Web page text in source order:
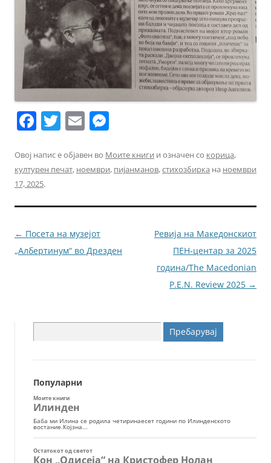
F
c
e
o
k
T
itt
er
E
ai
l
ss
e
Овој напис е објавен во Моите книги и означен со корица,
културен печат, ноември, пијанманов,стихозбирка на ноември
17, 2025.
Навигација
за
← Посета на музејот
„Албертинум“ во Дрезден
Ревија на Македонскиот
ПЕН-центар за 2025
година/The Macedonian
P.E.N. Review 2025 →
за:
Популарни